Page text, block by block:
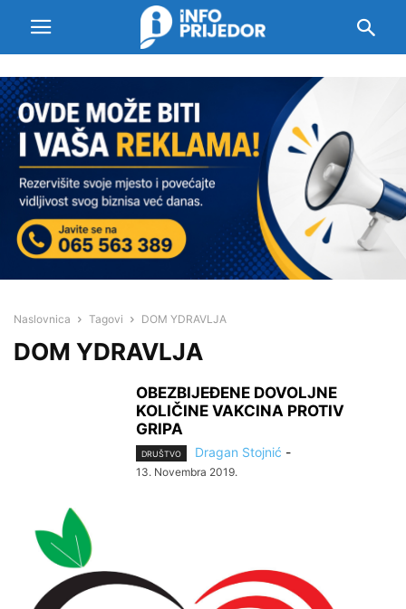
Naslovnica Tagovi DOM YDRAVLJA
DOM YDRAVLJA
OBEZBIJEĐENE DOVOLJNE
KOLIČINE VAKCINA PROTIV
GRIPA
DRUŠTVO Dragan Stojnić -
13. Novembra 2019.